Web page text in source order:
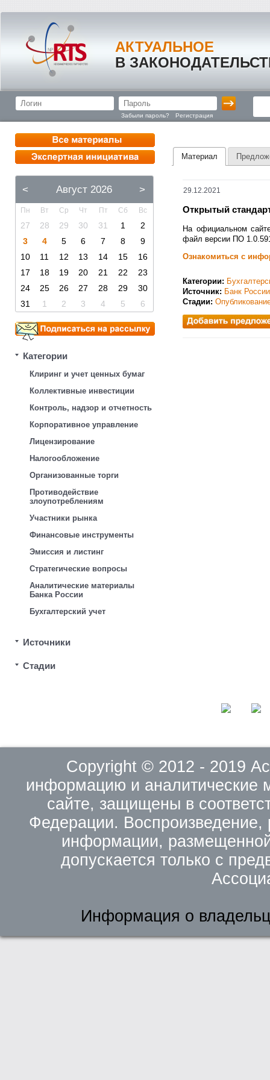
АКТУАЛЬНОЕ
В
Забыли пароль? Регистрация
< Август 2026 >
Пн Вт Ср Чт Пт Сб Вс
27 28 29 30 31 1
2
3
4 5 6 7 8
9
10
11 12 13 14 15
16
17
18 19 20 21 22
23
24
25 26 27 28 29
30
31
1 2 3 4 5 6
Категории
Клиринг и учет ценных бумаг
Коллективные инвестиции
Контроль, надзор и отчетность
Корпоративное управление
Лицензирование
Налогообложение
Организованные торги
Противодействие
злоупотреблениям
Участники рынка
Финансовые инструменты
Эмиссия и листинг
Стратегические вопросы
Аналитические материалы
Банка России
Бухгалтерский учет
Источники
Стадии
Материал
29.12.2021
Открытый
На официальном
файл версии ПО
Ознакомиться с
Категории:
Источник: Банк России
Стадии:
Copyright © 2012 - 2019
информацию и
сайте, защищены в
Федерации. Воспроизведение,
информации,
допускается только с
Информация о